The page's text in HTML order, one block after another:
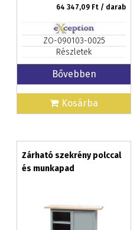
64 347,09 Ft / darab
ZO-090103-0025
Részletek
Bővebben
Kosárba
Zárható szekrény polccal
és munkapad